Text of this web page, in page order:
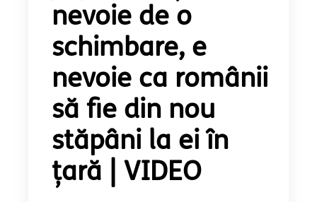
nevoie de o
schimbare, e
nevoie ca românii
să fie din nou
stăpâni la ei în
țară | VIDEO